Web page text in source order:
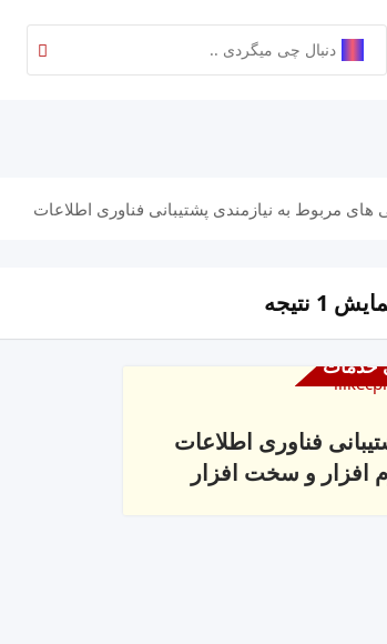
های مربوط به نیازمندی پشتیبانی فناوری اطلاعات
1 نتیجه
خدمات
فناوری اطلاعات
افزار و سخت افزار